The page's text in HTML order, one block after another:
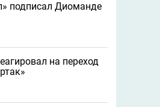
подписал Диоманде
на переход